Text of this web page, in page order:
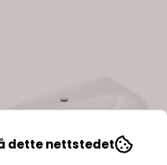
dette nettstedet